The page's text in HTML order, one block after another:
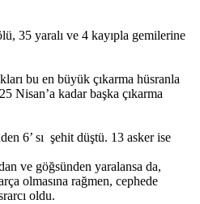
35 yaralı ve 4 kayıpla gemilerine
bu en büyük çıkarma hüsranla
Nisan’a kadar başka çıkarma
6’ sı şehit düştü. 13 asker ise
ve göğsünden yaralansa da,
olmasına rağmen, cephede
oldu.